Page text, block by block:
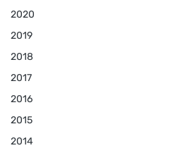
2020
2019
2018
2017
2016
2015
2014